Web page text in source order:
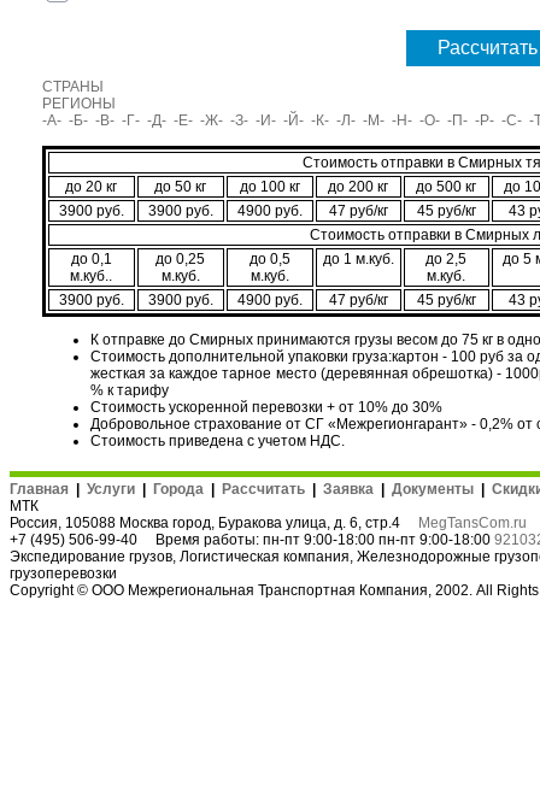
Рассчитать
СТРАНЫ
РЕГИОНЫ
-А- -Б- -В- -Г- -Д- -Е- -Ж- -З- -И- -Й- -К- -Л- -М- -Н- -О- -П- -Р- -С- -
Стоимость отправки в Смирных
до 20 кг
до 50 кг до 100 кг до 200 кг до 500 кг
до
3900 руб.
3900 руб. 4900 руб. 47 руб/кг 45 руб/кг
43
Стоимость отправки в Смирных
до 0,1
м.куб..
до 0,25
м.куб.
до 0,5
м.куб.
до 1 м.куб.
до 2,5
м.куб.
до 5
3900 руб. 3900 руб. 4900 руб. 47 руб/кг 45 руб/кг 43
К отправке до Смирных принимаются грузы весом до 75 кг в
Стоимость дополнительной упаковки груза:картон - 100 руб
жесткая за каждое тарное место (деревянная обрешотка) -
% к тарифу
Стоимость ускоренной перевозки + от 10% до 30%
Добровольное страхование от СГ «Межрегионгарант» - 0,2% от
Стоимость приведена с учетом НДС.
Главная Услуги Города Рассчитать Заявка Документы
МТК
Россия, 105088 Москва город, Буракова улица, д. 6, стр.4
MegTansCom.ru
+7 (495) 506-99-40 Время работы: пн-пт 9:00-18:00 пн-пт 9:00-18:00
Экспедирование грузов, Логистическая компания, Железнодорожные
грузоперевозки
Copyright © ООО Межрегиональная Транспортная Компания, 2002. All